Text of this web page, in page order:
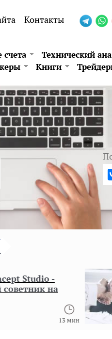
Контакты
Технический
Книги
Studio -
на
13 мин